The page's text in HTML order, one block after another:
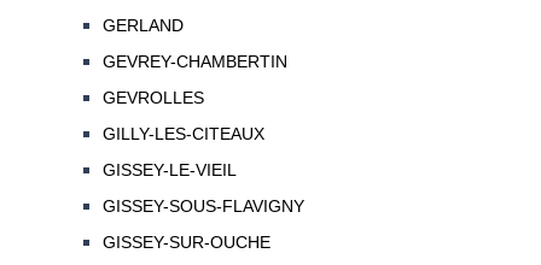
GERLAND
GEVREY-CHAMBERTIN
GEVROLLES
GILLY-LES-CITEAUX
GISSEY-LE-VIEIL
GISSEY-SOUS-FLAVIGNY
GISSEY-SUR-OUCHE